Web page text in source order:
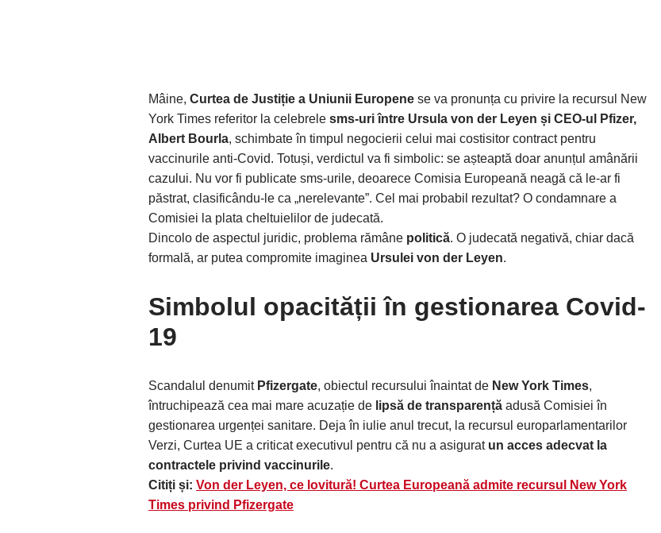
Mâine, Curtea de Justiție a Uniunii Europene se va pronunța cu privire la recursul New
York Times referitor la celebrele sms-uri între Ursula von der Leyen și CEO-ul Pfizer,
Albert Bourla, schimbate în timpul negocierii celui mai costisitor contract pentru
vaccinurile anti-Covid. Totuși, verdictul va fi simbolic: se așteaptă doar anunțul amânării
cazului. Nu vor fi publicate sms-urile, deoarece Comisia Europeană neagă că le-ar fi
păstrat, clasificându-le ca „nerelevante”. Cel mai probabil rezultat? O condamnare a
Comisiei la plata cheltuielilor de judecată.
Dincolo de aspectul juridic, problema rămâne politică. O judecată negativă, chiar dacă
formală, ar putea compromite imaginea Ursulei von der Leyen.
Simbolul opacității în gestionarea Covid-
19
Scandalul denumit Pfizergate, obiectul recursului înaintat de New York Times,
întruchipează cea mai mare acuzație de lipsă de transparență adusă Comisiei în
gestionarea urgenței sanitare. Deja în iulie anul trecut, la recursul europarlamentarilor
Verzi, Curtea UE a criticat executivul pentru că nu a asigurat un acces adecvat la
contractele privind vaccinurile.
Citiți și: Von der Leyen, ce lovitură! Curtea Europeană admite recursul New York
Times privind Pfizergate